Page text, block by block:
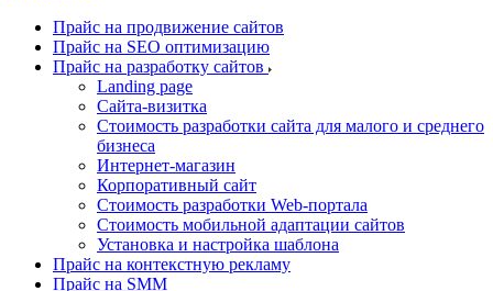
Прайс на продвижение сайтов
Прайс на SEO оптимизацию
Прайс на разработку сайтов
Landing page
Cайта-визитка
Стоимость разработки сайта для малого и среднего
бизнеса
Интернет-магазин
Корпоративный сайт
Стоимость разработки Web-портала
Стоимость мобильной адаптации сайтов
Установка и настройка шаблона
Прайс на контекстную рекламу
Прайс на SMM